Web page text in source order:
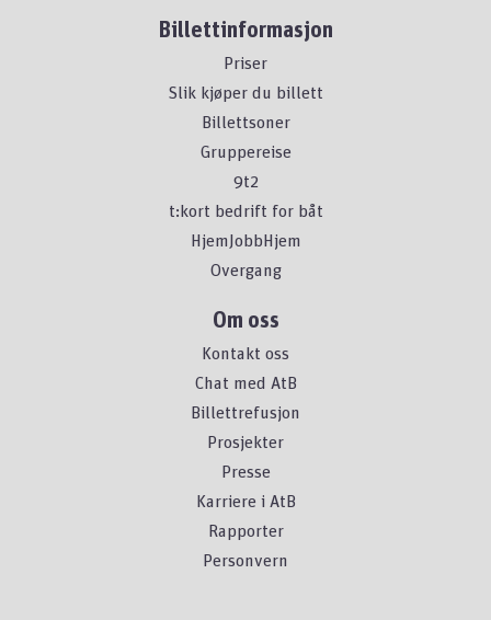
Billettinformasjon
Priser
Slik kjøper du billett
Billettsoner
Gruppereise
9t2
t:kort bedrift for båt
HjemJobbHjem
Overgang
Om oss
Kontakt oss
Chat med AtB
Billettrefusjon
Prosjekter
Presse
Karriere i AtB
Rapporter
Personvern